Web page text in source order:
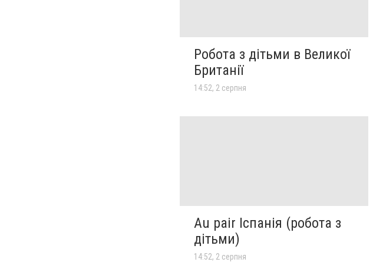
Робота з дітьми в Великої
Британії
14:52, 2 серпня
Au pair Іспанія (робота з
дітьми)
14:52, 2 серпня